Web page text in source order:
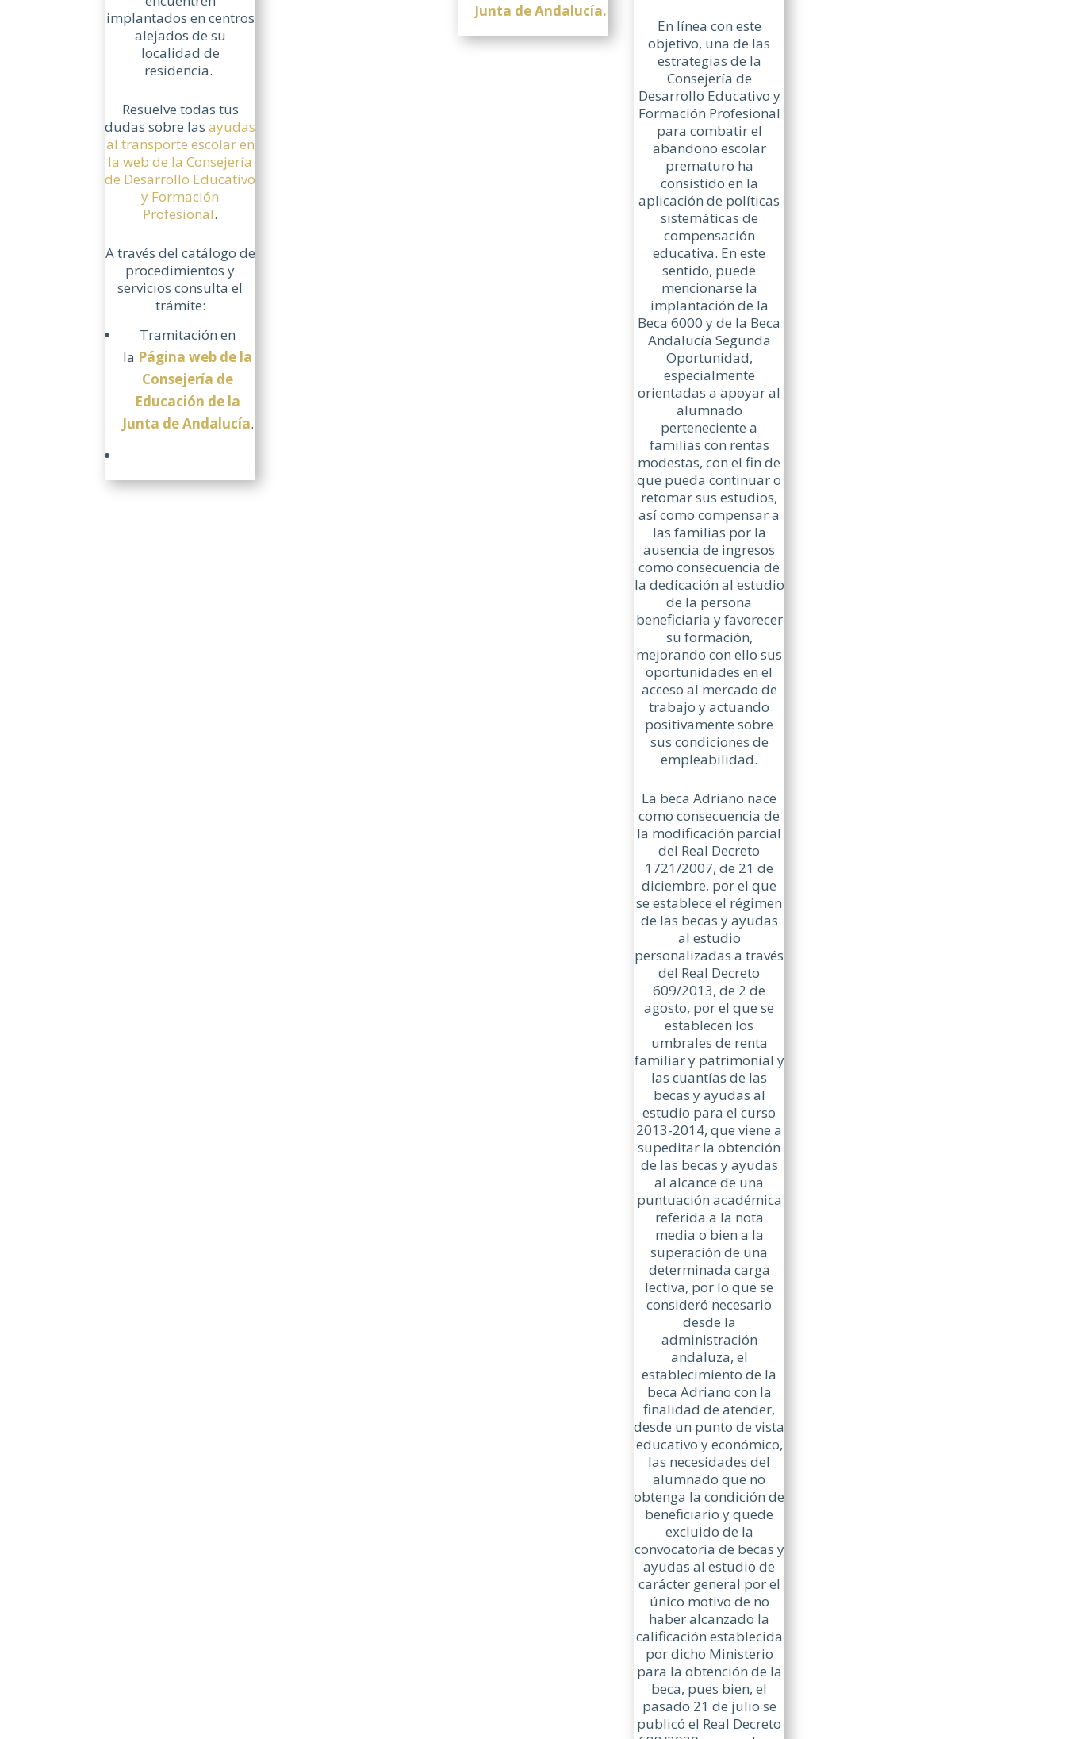
implantados en centros
alejados de su
localidad de
residencia.
Resuelve todas tus
dudas sobre lasayudas
al transporte escolar en
la web de la Consejería
de Desarrollo Educativo
y Formación
Profesional.
A través del catálogo de
procedimientos y
servicios consulta el
trámite:
Tramitación en
la Página web de la
Consejería de
Educación de la
Junta de Andalucía.
Junta de Andalucía.
En línea con este
objetivo, una de las
estrategias de la
Consejería de
Desarrollo Educativo y
Formación Profesional
para combatir el
abandono escolar
prematuro ha
consistido en la
aplicación de políticas
sistemáticas de
compensación
educativa. En este
sentido, puede
mencionarse la
implantación de la
Beca 6000 y de la Beca
Andalucía Segunda
Oportunidad,
especialmente
orientadas a apoyar al
alumnado
perteneciente a
familias con rentas
modestas, con el fin de
que pueda continuar o
retomar sus estudios,
así como compensar a
las familias por la
ausencia de ingresos
como consecuencia de
la dedicación al estudio
de la persona
beneficiaria y favorecer
su formación,
mejorando con ello sus
oportunidades en el
acceso al mercado de
trabajo y actuando
positivamente sobre
sus condiciones de
empleabilidad.
La beca Adriano nace
como consecuencia de
la modificación parcial
del Real Decreto
1721/2007, de 21 de
diciembre, por el que
se establece el régimen
de las becas y ayudas
al estudio
personalizadas a través
del Real Decreto
609/2013, de 2 de
agosto, por el que se
establecen los
umbrales de renta
familiar y patrimonial y
las cuantías de las
becas y ayudas al
estudio para el curso
2013-2014, que viene a
supeditar la obtención
de las becas y ayudas
al alcance de una
puntuación académica
referida a la nota
media o bien a la
superación de una
determinada carga
lectiva, por lo que se
consideró necesario
desde la
administración
andaluza, el
establecimiento de la
beca Adriano con la
finalidad de atender,
desde un punto de vista
educativo y económico,
las necesidades del
alumnado que no
obtenga la condición de
beneficiario y quede
excluido de la
convocatoria de becas y
ayudas al estudio de
carácter general por el
único motivo de no
haber alcanzado la
calificación establecida
por dicho Ministerio
para la obtención de la
beca, pues bien, el
pasado 21 de julio se
publicó el Real Decreto